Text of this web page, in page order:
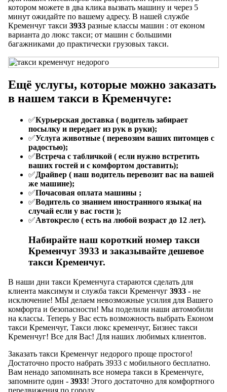
котором можете в два клика вызвать машину и через 5
минут ожидайте по вашему адресу. В нашей службе
Кременчуг такси 3933 разные классы машин : от економ
варианта до люкс такси; от машин с большими
багажниками до практически грузовых такси.
Ещё услугы, которые можно заказать
в нашем такси в Кременчуге:
✅Курьерская доставка ( водитель забирает
посылку и передает из рук в руки);
✅Услуга животные ( перевозим ваших питомцев с
радостью);
✅Встреча с табличкой ( если нужно встретить
ваших гостей и с комфортом доставить);
✅Драйвер ( наш водитель перевозит вас на вашей
же машине);
✅Почасовая оплата машины ;
✅Водитель со знанием иностранного языка( на
случай если у вас гости );
✅Автокресло ( есть на любой возраст до 12 лет).
Набирайте наш короткий номер такси
Кременчуг 3933 и заказывайте дешевое
такси Кременчуг.
В наши дни такси Кременчуга стараются сделать для
клиента максимум и служба такси Кременчуг 3933 - не
исключение! МЫ делаем невозможные усилия для Вашего
комфорта и безопасности! Мы поделили наши автомобили
на классы. Теперь у Вас есть возможность выбрать Економ
такси Кременчуг, Такси люкс кременчуг, Бизнес такси
Кременчуг! Все для Вас! Для наших любимых клиентов.
Заказать такси Кременчуг недорого проще простого!
Достаточно просто набрать 3933 с мобильного бесплатно.
Вам ненадо запоминать все номера такси в Кременчуге,
запомните один - 3933! Этого достаточно для комфортного
передвижения по городу.